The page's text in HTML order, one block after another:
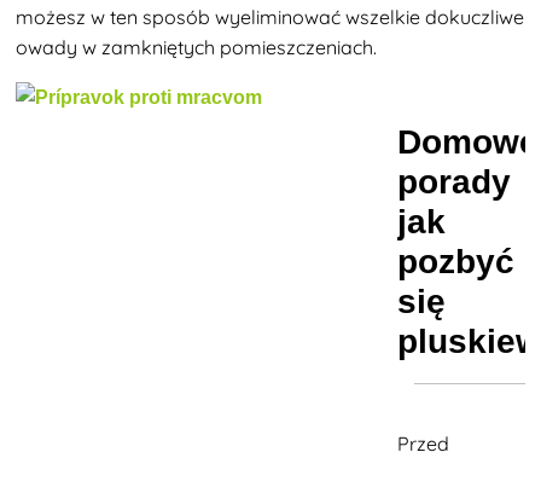
możesz w ten sposób wyeliminować wszelkie dokuczliwe
owady w zamkniętych pomieszczeniach.
Domowe
porady
jak
pozbyć
się
Przed